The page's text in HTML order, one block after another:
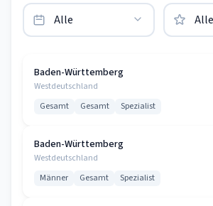
Baden-Württemberg
Westdeutschland
Gesamt Gesamt Spezialist
Baden-Württemberg
Westdeutschland
Männer Gesamt Spezialist